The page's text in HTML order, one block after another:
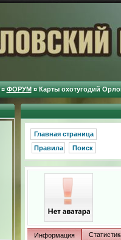
¤ ФОРУМ ¤ Карты охотугодий
Главная страница
Правила
Поиск
Информация